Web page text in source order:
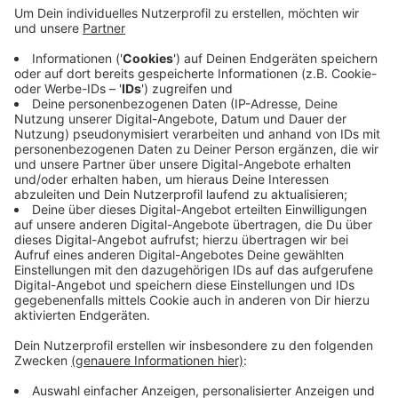
In der Aufstiegsrunde der Fußball-Oberliga Westfalen
hat der 1. FC Kaan-Marienborn das Stadt-Derby gegen
die Sportfreunde Siegen klar mit 4 : 0 gewonnen. Mit
diesem Sieg ist Kaan-Marienborn wieder
Tabellenführer vor Paderborn. Mehr als 1100
Zuschauer waren ins Breitanbachtal gekommen. Auch
der TuS Erndtebrück konnte drei Punkte holen. Beim
SV Schermbeck gewann Erndtebrück mit 1 : 0.
Anzeige
Anzeige